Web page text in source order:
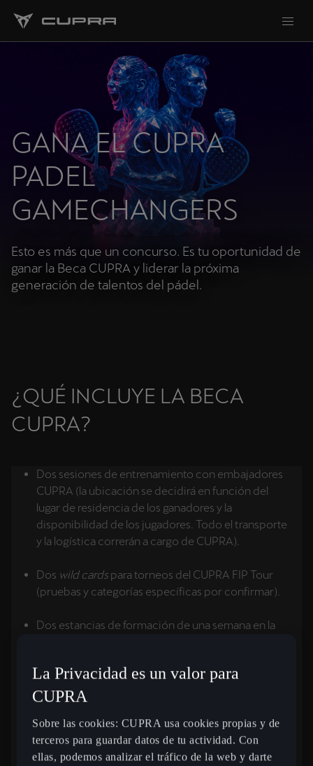
GANA EL CUPRA
PADEL
GAMECHANGERS
Esto es más que un concurso. Es tu oportunidad de
ganar la Beca CUPRA y liderar la próxima
generación de talentos del pádel.
¿QUÉ INCLUYE LA BECA
CUPRA?
Dos sesiones de entrenamiento con embajadores
CUPRA (la ubicación se decidirá en función del
lugar de residencia de los ganadores y la
disponibilidad de los jugadores. Todo el transporte
y la logística correrán a cargo de CUPRA).
Dos wild cards para torneos del CUPRA FIP Tour
(pruebas y categorías específicas por confirmar).
Dos estancias de formación de una semana en la
formación).
parte de la Academia MM y CUPRA a lo largo del
año.
La Privacidad es un valor para
CUPRA
Sobre las cookies: CUPRA usa cookies propias y de
terceros para guardar datos de tu actividad. Con
ellas, podemos analizar el tráfico de la web y darte